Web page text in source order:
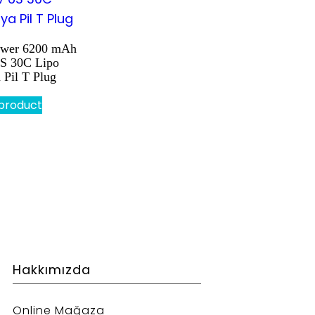
6200 mAh
30C Lipo
Pil T Plug
Hakkımızda
Online Mağaza